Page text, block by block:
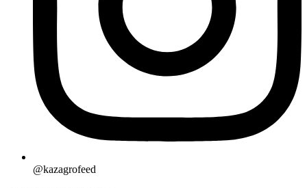
@kazagrofeed